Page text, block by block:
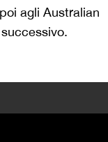
agli Australian